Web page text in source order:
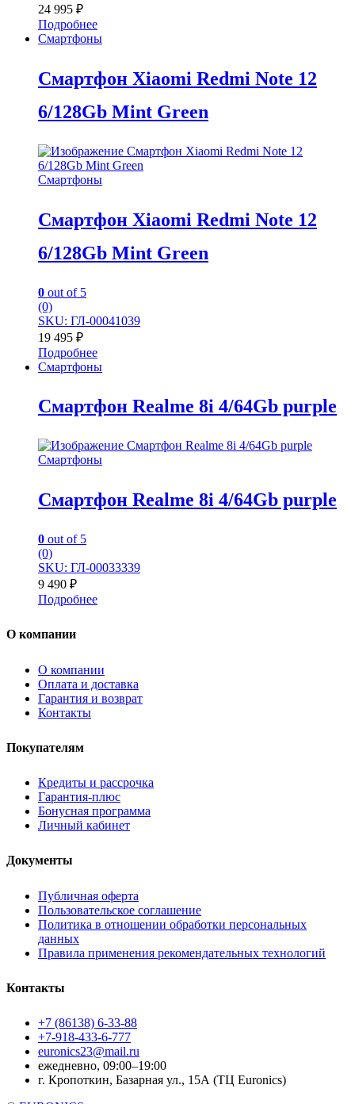
24 995 ₽
Подробнее
Смартфоны
Смартфон Xiaomi Redmi Note 12
6/128Gb Mint Green
Смартфоны
Смартфон Xiaomi Redmi Note 12
6/128Gb Mint Green
0 out of 5
(0)
SKU: ГЛ-00041039
19 495 ₽
Подробнее
Смартфоны
Смартфон Realme 8i 4/64Gb purple
Смартфоны
Смартфон Realme 8i 4/64Gb purple
0 out of 5
(0)
SKU: ГЛ-00033339
9 490 ₽
Подробнее
О компании
О компании
Оплата и доставка
Гарантия и возврат
Контакты
Покупателям
Кредиты и рассрочка
Гарантия-плюс
Бонусная программа
Личный кабинет
Документы
Публичная оферта
Пользовательское соглашение
Политика в отношении обработки персональных
данных
Правила применения рекомендательных технологий
Контакты
+7 (86138) 6-33-88
+7-918-433-6-777
euronics23@mail.ru
ежедневно, 09:00–19:00
г. Кропоткин, Базарная ул., 15А (ТЦ Euronics)